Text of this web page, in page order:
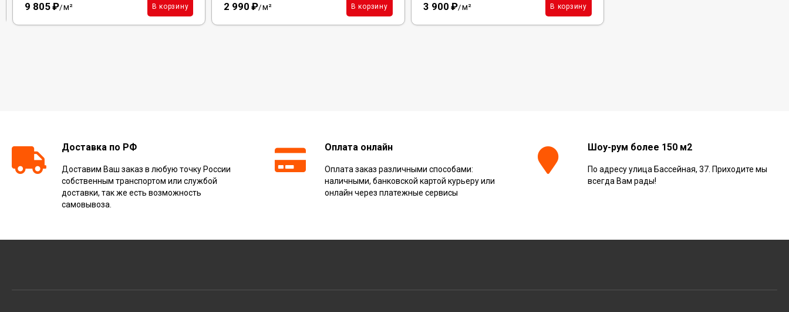
9 805₽/м² В корзину 2 990 ₽/м² В корзину 3 900 ₽/м² В корзину
Доставка по РФ
Доставим Ваш заказ в любую точку России
собственным транспортом или службой
доставки, так же есть возможность
самовывоза.
Оплата онлайн
Оплата заказ различными способами:
наличными, банковской картой курьеру или
онлайн через платежные сервисы
Шоу-рум более 150 м2
По адресу улица Бассейная, 37. Приходите мы
всегда Вам рады!